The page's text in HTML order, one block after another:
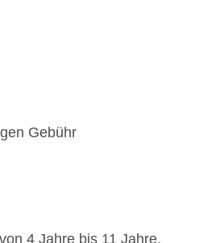
Kleidung
18:30 Uhr -
Gebühr
4 Jahre bis 11 Jahre,